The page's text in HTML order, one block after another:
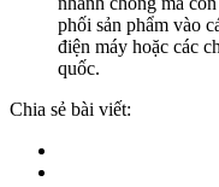
phối sản phẩm vào
điện máy hoặc các
quốc.
Chia sẻ bài viết: